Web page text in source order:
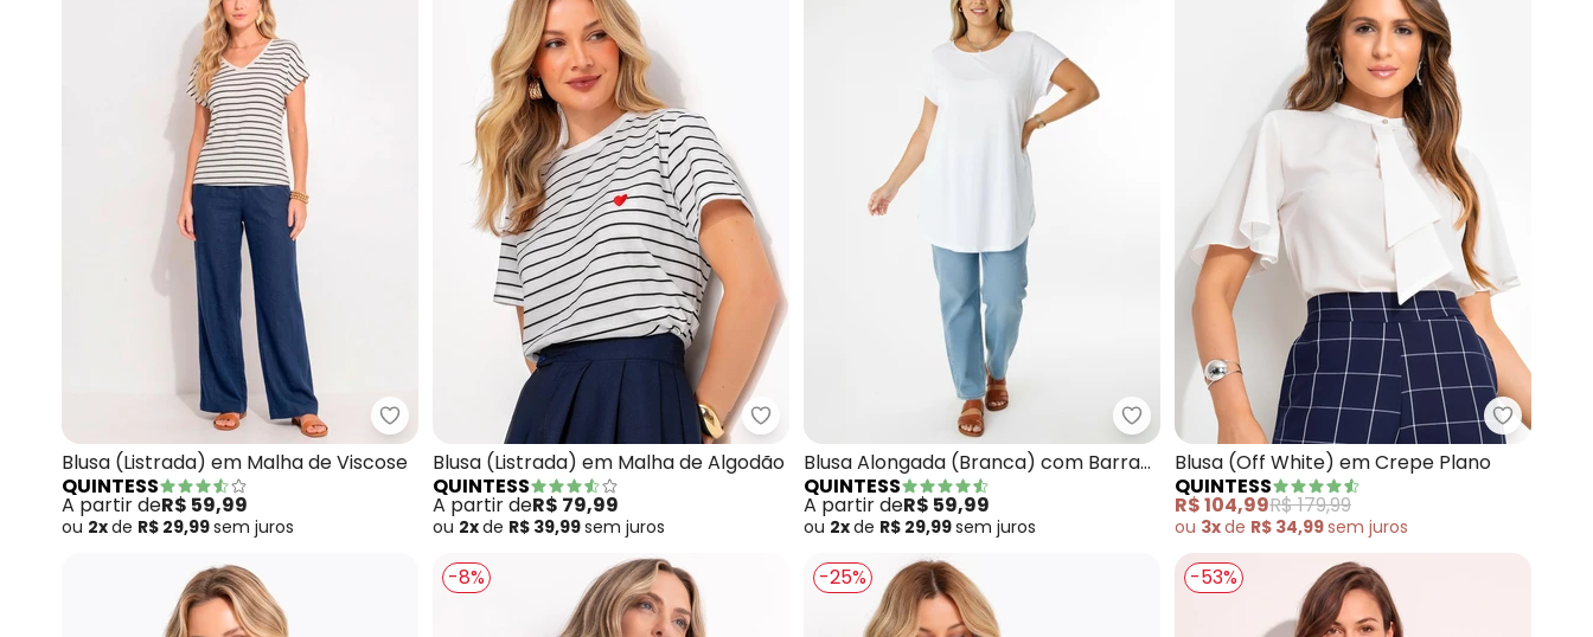
Quintess - Blusa (Listrada) em Malha de Viscose
Blusa (Listrada) em Malha de Viscose
QUINTESS
A partir deR$ 59,99
ou 2xde R$ 29,99sem juros
Quintess - Blusa (Listrada) em Malha de Algodão
Blusa (Listrada) em Malha de Algodão
QUINTESS
A partir deR$ 79,99
ou 2xde R$ 39,99sem juros
Quintess - Blusa Alongada (Branca) com Barra
Blusa Alongada (Branca) com Barra
Arredondada
QUINTESS
A partir deR$ 59,99
ou 2xde R$ 29,99sem juros
Quintess
Blusa (Off White) em Crepe Plano
QUINTESS
R$ 104,99R$ 179,99
ou 3xde R$ 34,99sem juros
-8% -25% -53%